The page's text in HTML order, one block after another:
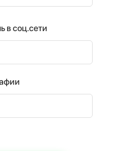
в соц.сети